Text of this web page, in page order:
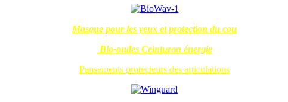
Masque pour les yeux et protection du cou
Bio-ondes Ceinturon énergie
Pansements protecteurs des articulations